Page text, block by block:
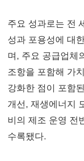
주요 성과로는 전
성과 포용성에 대
며, 주요 공급업체
조항을 포함해 가
강화한 점이 포함
개선, 재생에너지
비의 제조 운영 전
수록됐다.